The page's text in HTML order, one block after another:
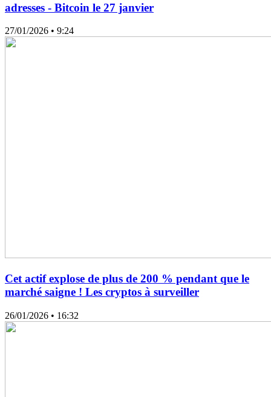
adresses - Bitcoin le 27 janvier
27/01/2026 • 9:24
Cet actif explose de plus de 200 % pendant que le
marché saigne ! Les cryptos à surveiller
26/01/2026 • 16:32